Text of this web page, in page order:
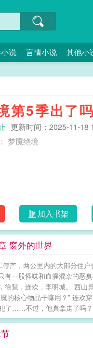
说 言情小说 其他小
第5季出了吗
更新时间：2025-11-18
梦魇绝境简介： 梦魇绝境
加入书架
窗外的世界
产，两公里内的大部分住
一股怪味和血腥混杂的恶
徐鵟，连欢，李明城。 西
核心物品干嘛用？” 连欢
了……不过，他真拿走了吗